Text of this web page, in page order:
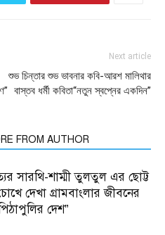
Next article
শুভ চিন্তার শুভ ভাবনার কবি-আরশ মালিথার
বাস্তব ধর্মী কবিতা“নতুন স্বপ্নের একদিন”
FROM AUTHOR
সারথি-শাম্মী তুলতুল এর ছোট্ট
দেখা গ্রামবাংলার জীবনের
দেশ”